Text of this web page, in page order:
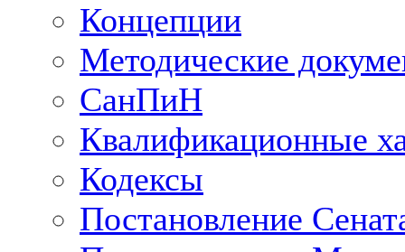
Концепции
Методические
СанПиН
Квалификационные
Кодексы
Постановление